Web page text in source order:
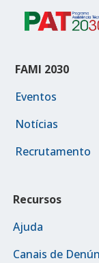
FAMI 2030
Eventos
Notícias
Recrutamento
Recursos
Ajuda
Canais de